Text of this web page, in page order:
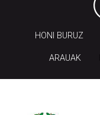
HONI BURUZ
ARAUAK